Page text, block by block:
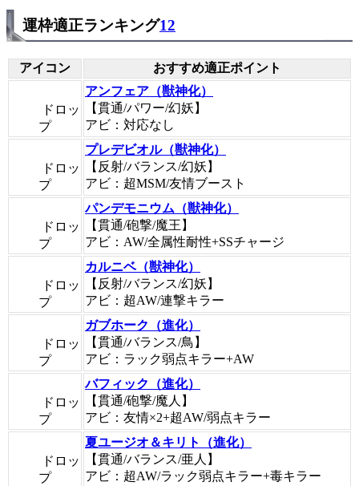
運枠適正ランキング12
アイコン おすすめ適正ポイント
ドロッ
プ
アンフェア（獣神化）
【貫通/パワー/幻妖】
アビ：対応なし
ドロッ
プ
プレデビオル（獣神化）
【反射/バランス/幻妖】
アビ：超MSM/友情ブースト
ドロッ
プ
パンデモニウム（獣神化）
【貫通/砲撃/魔王】
アビ：AW/全属性耐性+SSチャージ
ドロッ
プ
カルニベ（獣神化）
【反射/バランス/幻妖】
アビ：超AW/連撃キラー
ドロッ
プ
ガブホーク（進化）
【貫通/バランス/鳥】
アビ：ラック弱点キラー+AW
ドロッ
プ
バフィック（進化）
【貫通/砲撃/魔人】
アビ：友情×2+超AW/弱点キラー
ドロッ
プ
夏ユージオ＆キリト（進化）
【貫通/バランス/亜人】
アビ：超AW/ラック弱点キラー+毒キラー